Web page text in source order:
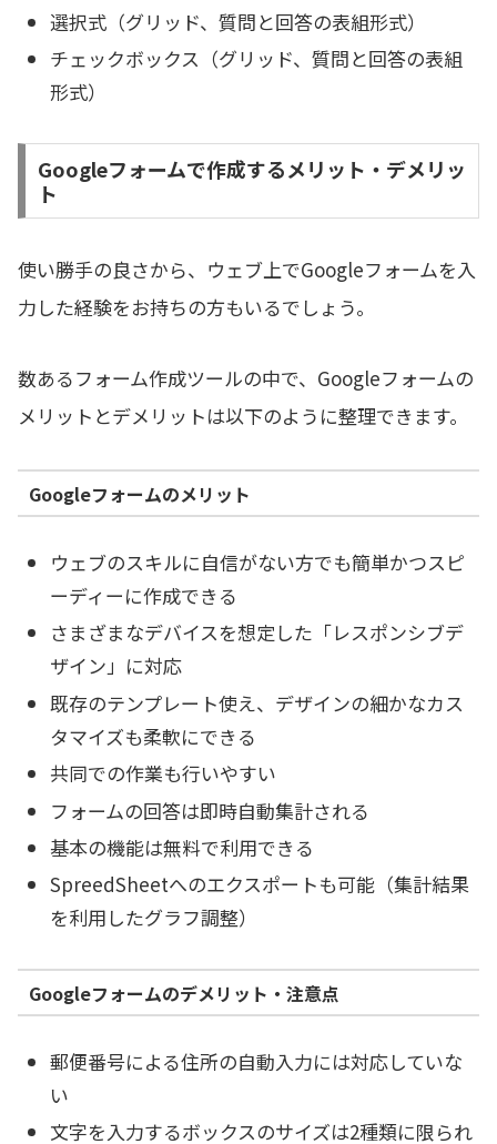
選択式（グリッド、質問と回答の表組形式）
チェックボックス（グリッド、質問と回答の表組
形式）
Googleフォームで作成するメリット・デメリッ
ト
使い勝手の良さから、ウェブ上でGoogleフォームを入
力した経験をお持ちの方もいるでしょう。
数あるフォーム作成ツールの中で、Googleフォームの
メリットとデメリットは以下のように整理できます。
Googleフォームのメリット
ウェブのスキルに自信がない方でも簡単かつスピ
ーディーに作成できる
さまざまなデバイスを想定した「レスポンシブデ
ザイン」に対応
既存のテンプレート使え、デザインの細かなカス
タマイズも柔軟にできる
共同での作業も行いやすい
フォームの回答は即時自動集計される
基本の機能は無料で利用できる
SpreedSheetへのエクスポートも可能（集計結果
を利用したグラフ調整）
Googleフォームのデメリット・注意点
郵便番号による住所の自動入力には対応していな
い
文字を入力するボックスのサイズは2種類に限られ